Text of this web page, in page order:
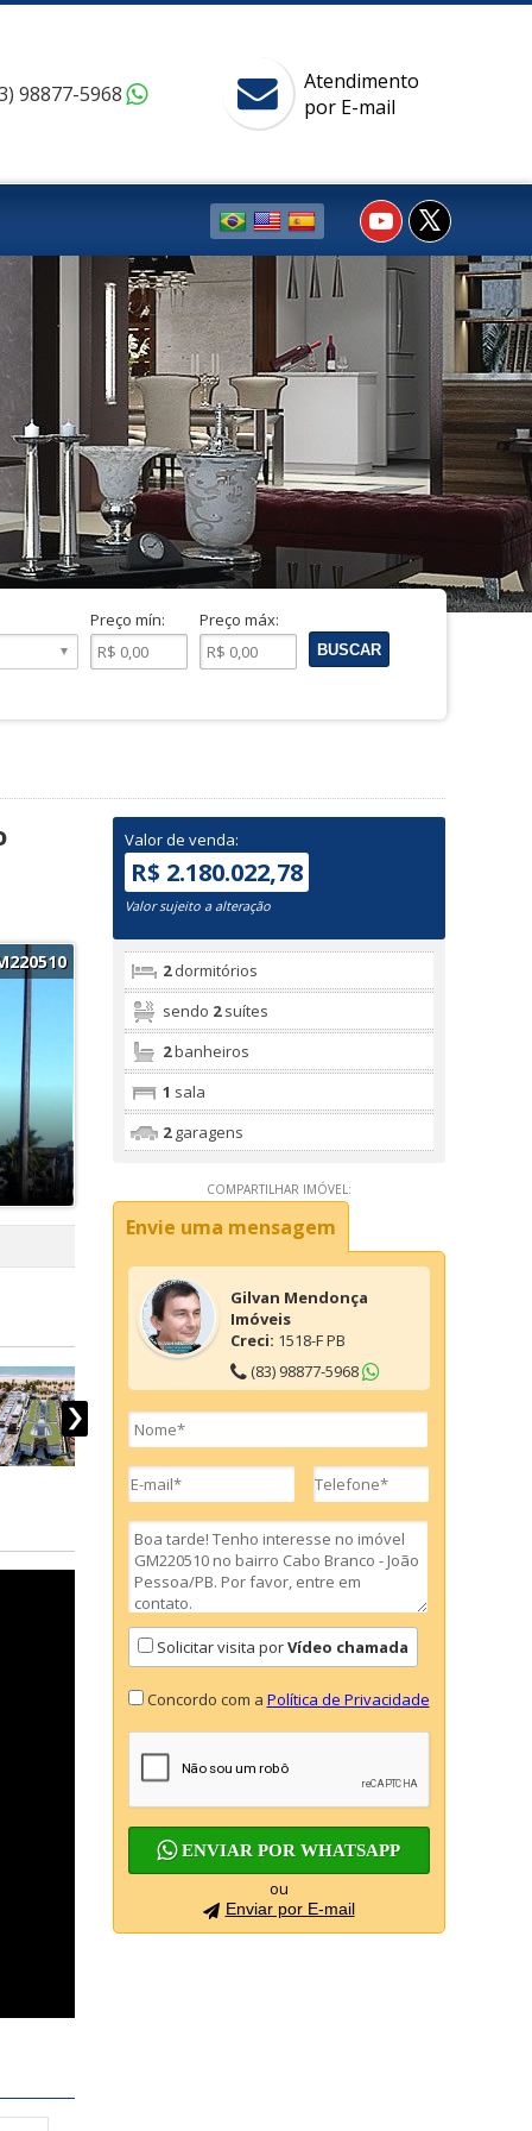
98877-5968
Atendimento
por E-mail
Preço mín: Preço máx:
Valor de venda:
R$ 2.180.022,78
Valor sujeito a alteração
2dormitórios
sendo 2suítes
2banheiros
1 sala
2garagens
COMPARTILHAR IMÓVEL:
Envie uma mensagem
Gilvan Mendonça
Imóveis
Creci: 1518-F PB
(83) 98877-5968
Solicitar visita porVídeo chamada
Concordo com a Política de Privacidade
ENVIAR POR WHATSAPP
ou
Enviar por E-mail